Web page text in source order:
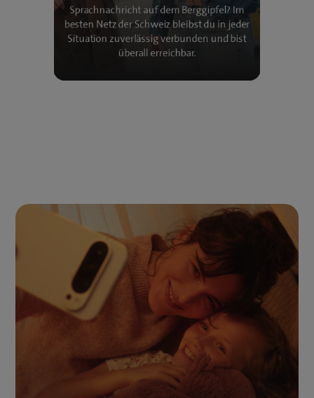
Sprachnachricht auf dem Berggipfel? Im
besten Netz der Schweiz bleibst du in jeder
Situation zuverlässig verbunden und bist
überall erreichbar.